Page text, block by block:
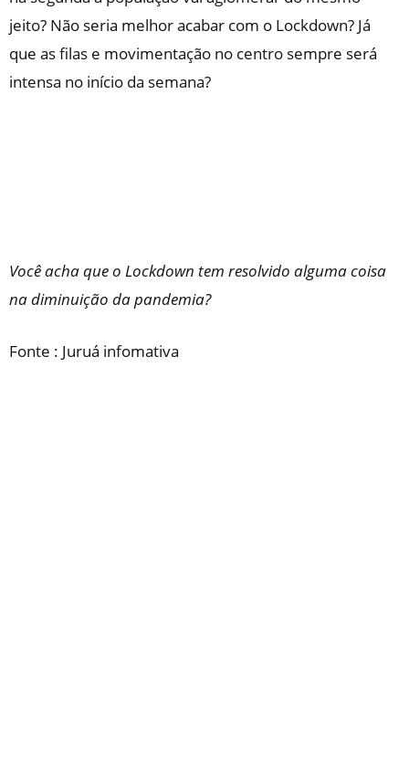
jeito? Não seria melhor acabar com o Lockdown? Já
que as filas e movimentação no centro sempre será
intensa no início da semana?
Você acha que o Lockdown tem resolvido alguma coisa
na diminuição da pandemia?
Fonte : Juruá infomativa